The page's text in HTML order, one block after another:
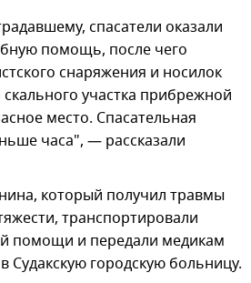
спасатели оказали
помощь, после чего
снаряжения и носилок
участка прибрежной
место. Спасательная
часа", — рассказали
который получил травмы
транспортировали
помощи и передали медикам
Судакскую городскую больницу.